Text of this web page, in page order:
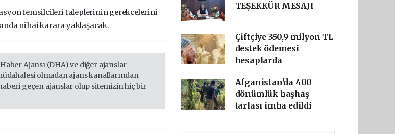
temsilcileri taleplerinin gerekçelerini
nihai karara yaklaşacak.
Ajansı (DHA) ve diğer ajanslar
olmadan ajans kanallarından
geçen ajanslar olup sitemizin hiç bir
TEŞEKKÜR MESAJI
Çiftçiye 350,9 milyon TL
destek ödemesi
hesaplarda
Afganistan'da 400
dönümlük haşhaş
tarlası imha edildi